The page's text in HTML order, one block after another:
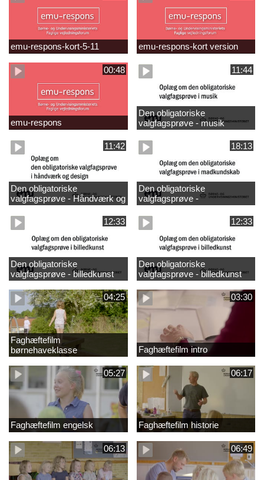
emu-respons-kort-5-11 emu-respons-kort version
00:48
emu-respons
11:44
Den obligatoriske
valgfagsprøve - musik
11:42
Den obligatoriske
valgfagsprøve - Håndværk og
design
18:13
Den obligatoriske
valgfagsprøve -
madkundskab
12:33
Den obligatoriske
valgfagsprøve - billedkunst
større LK
12:33
Den obligatoriske
valgfagsprøve - billedkunst
04:25
Faghæftefilm
børnehaveklasse
03:30
Faghæftefilm intro
05:27
Faghæftefilm engelsk
06:17
Faghæftefilm historie
06:13 06:49